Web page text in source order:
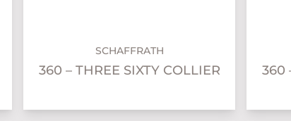
SCHAFFRATH
360 – THREE SIXTY COLLIER 360